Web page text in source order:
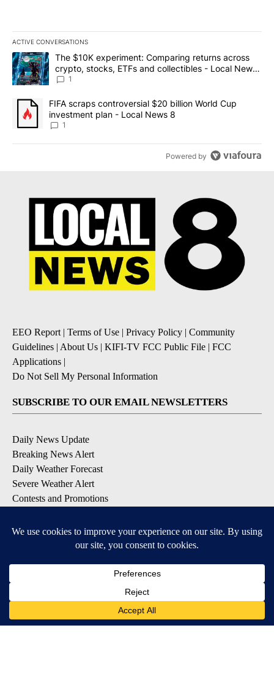
ACTIVE CONVERSATIONS
The following is a list of the most commented articles in the last
A trending article titled "The $10K experiment: Comparing
The $10K experiment: Comparing returns across
crypto, stocks, ETFs and collectibles - Local News
8
1
A trending article titled "FIFA scraps controversial $20 billion
FIFA scraps controversial $20 billion World Cup
investment plan - Local News 8
1
Powered by
EEO Report | Terms of Use | Privacy Policy | Community
Guidelines | About Us | KIFI-TV FCC Public File | FCC
Applications |
Do Not Sell My Personal Information
SUBSCRIBE TO OUR EMAIL NEWSLETTERS
Daily News Update
Breaking News Alert
Daily Weather Forecast
Severe Weather Alert
Contests and Promotions